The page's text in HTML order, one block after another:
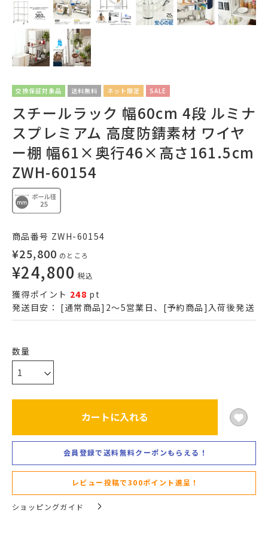
交換保証対象品 送料無料 ネット限定 SALE
スチールラック 幅60cm 4段 ルミナ
スプレミアム 高度防錆素材 ワイヤ
ー棚 幅61×奥行46×高さ161.5cm
ZWH-60154
商品番号 ZWH-60154
¥25,800 のところ
¥24,800 税込
獲得ポイント 248 pt
発送目安： [通常商品]2～5営業日、[予約商品]入荷後発送
カートに入れる
会員登録で送料無料クーポンもらえる！
レビュー投稿で300ポイント進呈！
ショッピングガイド